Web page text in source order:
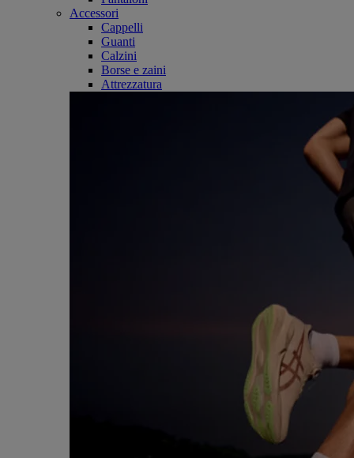
Accessori
Cappelli
Guanti
Calzini
Borse e zaini
Attrezzatura